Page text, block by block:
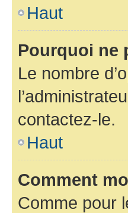
Haut
Pourquoi ne
Le nombre
contactez-le.
Haut
Comment
Comme pour